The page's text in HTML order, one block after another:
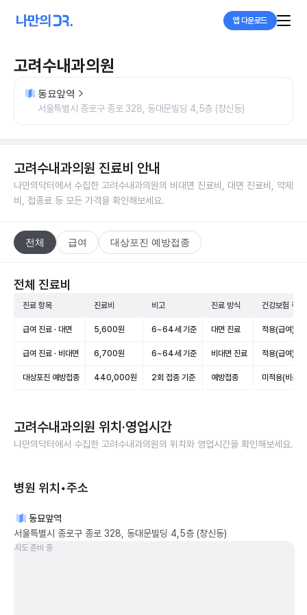
앱 다운로드
고려수내과의원
동묘앞역
서울특별시 종로구 종로 328, 동대문빌딩 4,5층 (창신동)
고려수내과의원 진료비 안내
나만의닥터에서 수집한 고려수내과의원의 비대면 진료비, 대면 진료비, 약제
비, 접종료 등 모든 가격을 확인해보세요.
전체 급여 대상포진 예방접종
전체 진료비
진료 항목 진료비 비고 진료 방식 건강보험 적용
급여 진료 · 대면 5,600원 6~64세 기준 대면 진료 적용(급여)
급여 진료 · 비대면 6,700원 6~64세 기준 비대면 진료 적용(급여)
대상포진 예방접종 440,000원 2회 접종 기준 예방접종 미적용(비급
고려수내과의원 위치·영업시간
나만의닥터에서 수집한 고려수내과의원의 위치와 영업시간을 확인해보세요.
병원 위치•주소
동묘앞역
서울특별시 종로구 종로 328, 동대문빌딩 4,5층 (창신동)
지도 준비 중